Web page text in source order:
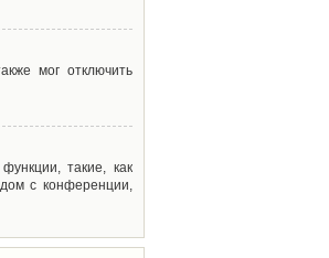
мог отключить
такие, как
с конференции,